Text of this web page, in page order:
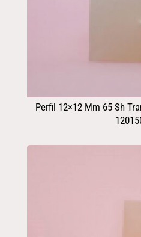
Perfil 12×12 Mm 65 Sh